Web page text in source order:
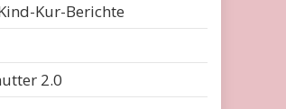
Kur-Berichte
2.0